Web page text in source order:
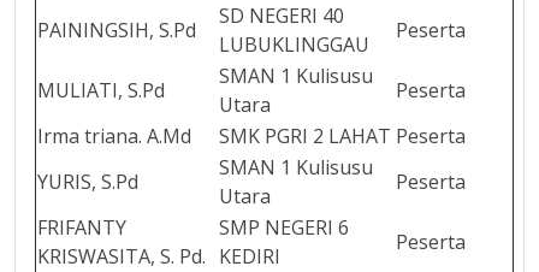
PAININGSIH, S.Pd
SD NEGERI 40
LUBUKLINGGAU
Peserta
MULIATI, S.Pd
SMAN 1 Kulisusu
Utara
Peserta
Irma triana. A.Md
SMK PGRI 2 LAHAT Peserta
YURIS, S.Pd
SMAN 1 Kulisusu
Utara
Peserta
FRIFANTY
KRISWASITA, S. Pd.
SMP NEGERI 6
KEDIRI
Peserta